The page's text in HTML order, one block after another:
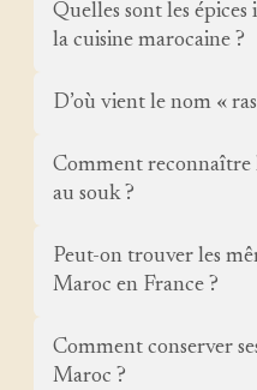
Quelles sont les
la cuisine marocaine ?
D’où vient le nom «
Comment reconnaître
au souk ?
Peut-on trouver les
Maroc en France ?
Comment conserver
Maroc ?